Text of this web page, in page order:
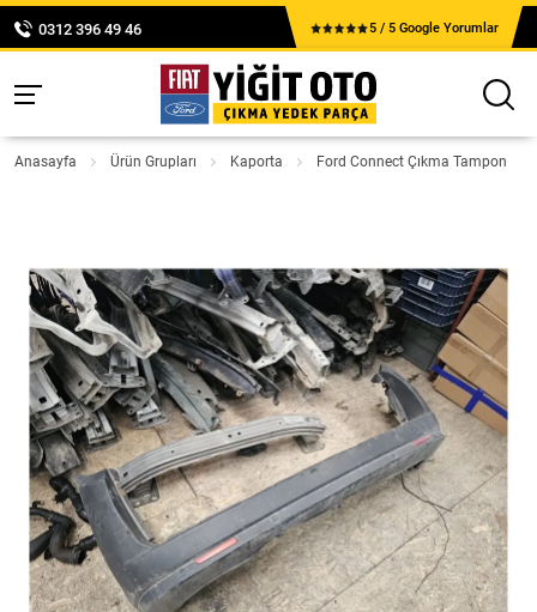
0312 396 49 46 5 / 5 Google Yorumlar
Anasayfa Ürün Grupları Kaporta Ford Connect Çıkma Tampon